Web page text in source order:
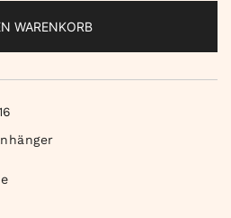
Pendel
Menge
WARENKORB